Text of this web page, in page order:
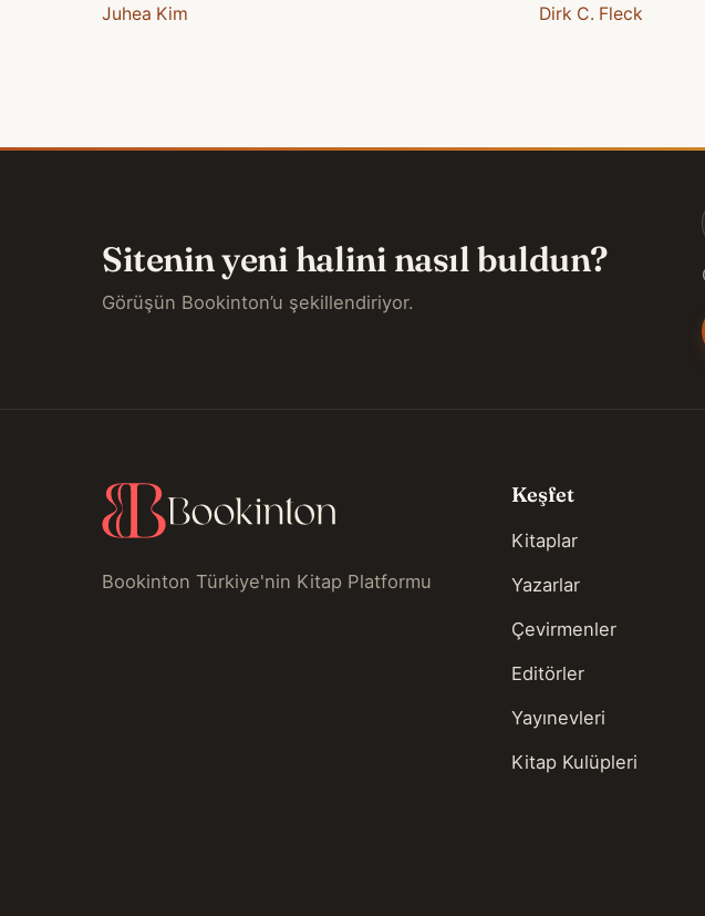
Juhea Kim Dirk C. Fleck
Sitenin yeni halini nasıl buldun?
Görüşün Bookinton’u şekillendiriyor.
Bookinton Türkiye'nin Kitap Platformu
Keşfet
Kitaplar
Yazarlar
Çevirmenler
Editörler
Yayınevleri
Kitap Kulüpleri